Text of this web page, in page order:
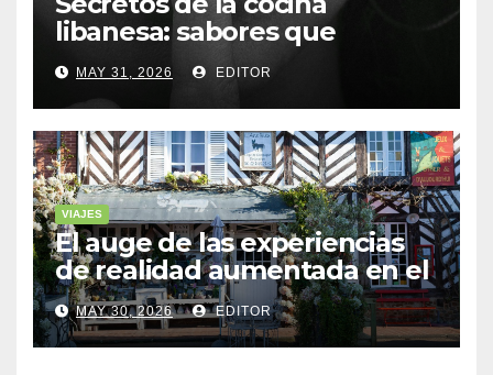
libanesa: sabores que
cuentan historias
MAY 31, 2026 EDITOR
VIAJES
El auge de las experiencias
de realidad aumentada en el
turismo
MAY 30, 2026 EDITOR